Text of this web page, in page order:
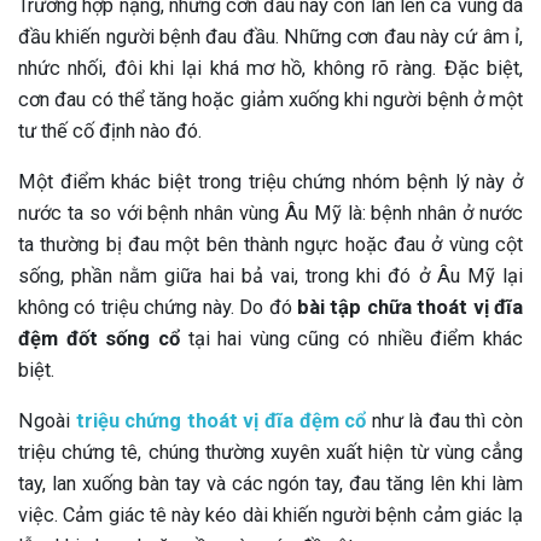
Trường hợp nặng, những cơn đau này còn lan lên cả vùng da
đầu khiến người bệnh đau đầu. Những cơn đau này cứ âm ỉ,
nhức nhối, đôi khi lại khá mơ hồ, không rõ ràng. Đặc biệt,
cơn đau có thể tăng hoặc giảm xuống khi người bệnh ở một
tư thế cố định nào đó.
Một điểm khác biệt trong triệu chứng nhóm bệnh lý này ở
nước ta so với bệnh nhân vùng Âu Mỹ là: bệnh nhân ở nước
ta thường bị đau một bên thành ngực hoặc đau ở vùng cột
sống, phần nằm giữa hai bả vai, trong khi đó ở Âu Mỹ lại
không có triệu chứng này. Do đó bài tập chữa thoát vị đĩa
đệm đốt sống cổtại hai vùng cũng có nhiều điểm khác
biệt.
Ngoài triệu chứng thoát vị đĩa đệm cổ như là đau thì còn
triệu chứng tê, chúng thường xuyên xuất hiện từ vùng cẳng
tay, lan xuống bàn tay và các ngón tay, đau tăng lên khi làm
việc. Cảm giác tê này kéo dài khiến người bệnh cảm giác lạ